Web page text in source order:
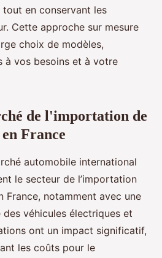
tout en conservant les
Cette approche sur mesure
choix de modèles,
à vos besoins et à votre
de l'importation de
France
automobile international
le secteur de l’importation
France, notamment avec une
véhicules électriques et
ont un impact significatif,
les coûts pour le